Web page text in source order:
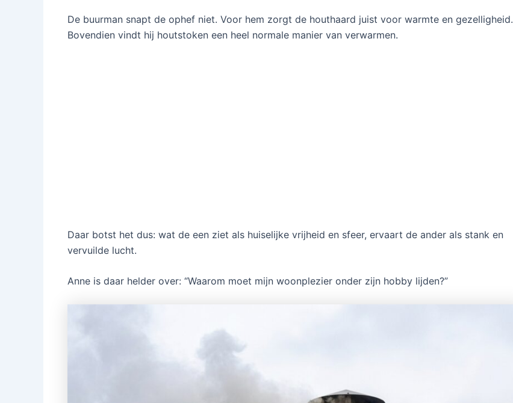
De buurman snapt de ophef niet. Voor hem zorgt de houthaard juist voor warmte en gezelligheid.
Bovendien vindt hij houtstoken een heel normale manier van verwarmen.
Daar botst het dus: wat de een ziet als huiselijke vrijheid en sfeer, ervaart de ander als stank en
vervuilde lucht.
Anne is daar helder over: “Waarom moet mijn woonplezier onder zijn hobby lijden?”